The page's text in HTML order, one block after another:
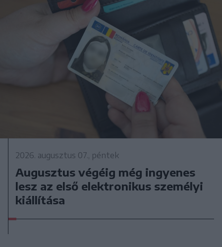
2026. augusztus 07., péntek
Augusztus végéig még ingyenes
lesz az első elektronikus személyi
kiállítása